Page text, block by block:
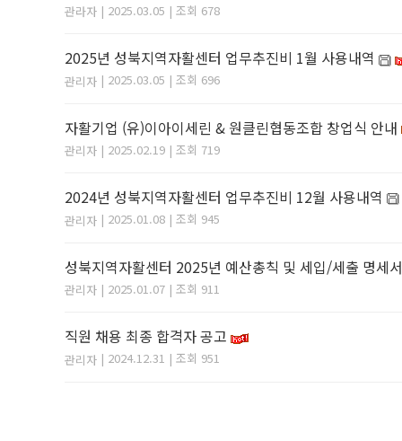
관라자 | 2025.03.05 | 조회 678
2025년 성북지역자활센터 업무추진비 1월 사용내역
관리자 | 2025.03.05 | 조회 696
자활기업 (유)이아이세린 & 원클린협동조합 창업식 안내
관리자 | 2025.02.19 | 조회 719
2024년 성북지역자활센터 업무추진비 12월 사용내역
관리자 | 2025.01.08 | 조회 945
성북지역자활센터 2025년 예산총칙 및 세입/세출 명세
관리자 | 2025.01.07 | 조회 911
직원 채용 최종 합격자 공고
관리자 | 2024.12.31 | 조회 951